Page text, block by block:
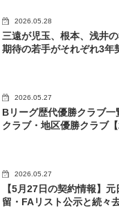
2026.05.28
三遠が児玉、根本、浅井
期待の若手がそれぞれ3年
2026.05.27
Bリーグ歴代優勝クラブ
クラブ・地区優勝クラブ【
2026.05.27
【5月27日の契約情報】
留・FAリスト公示と続々